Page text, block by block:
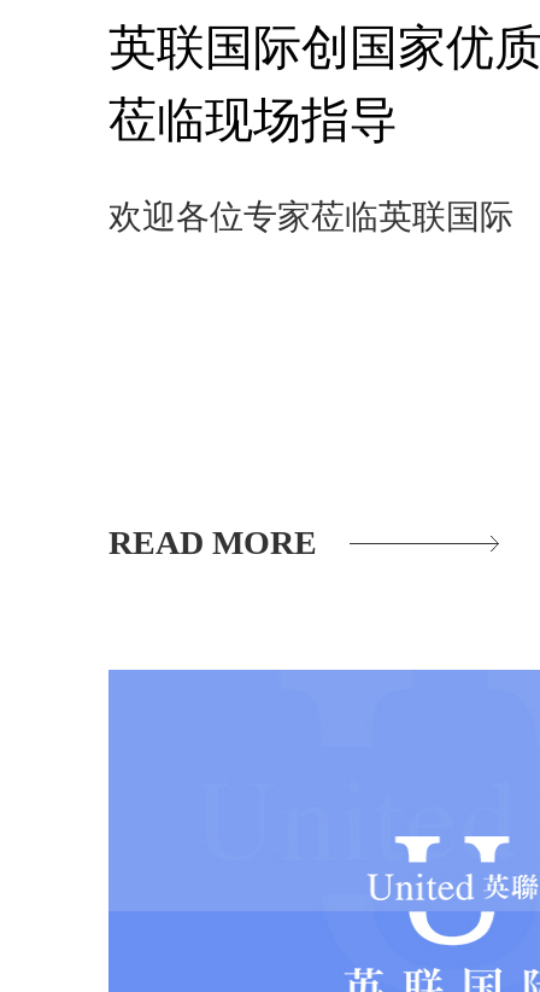
英联国际创国家优
莅临现场指导
欢迎各位专家莅临英联国际
READ MORE